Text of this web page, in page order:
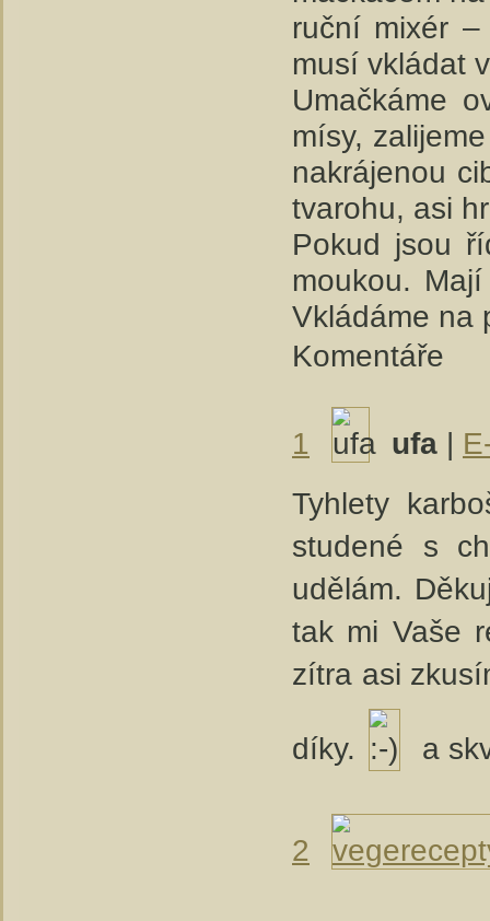
ruční mixér
musí vkládat
Umačkáme
mísy,
nakrájenou
tvarohu, asi
Pokud jsou
moukou.
Vkládáme na
Komentáře
1 ufa |
Tyhlety
studené s
udělám.
tak mi Vaše
zítra asi
díky. a
2